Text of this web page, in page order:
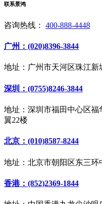
联系景鸿
咨询热线： 400-888-4448
广州：(020)8396-3844
地址：广州市天河区珠江新
深圳：(0755)8246-3844
地址：深圳市福田中心区
翼22楼
北京：(010)8587-8244
地址：北京市朝阳区东三环
香港：(852)2369-1844